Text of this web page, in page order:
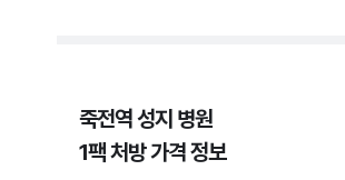
죽전역 성지 병원
1팩 처방 가격 정보